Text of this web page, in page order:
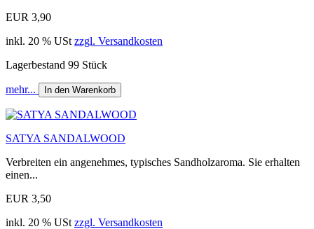
EUR 3,90
inkl. 20 % USt zzgl. Versandkosten
Lagerbestand 99 Stück
mehr... In den Warenkorb
SATYA SANDALWOOD
Verbreiten ein angenehmes, typisches Sandholzaroma. Sie erhalten
einen...
EUR 3,50
inkl. 20 % USt zzgl. Versandkosten